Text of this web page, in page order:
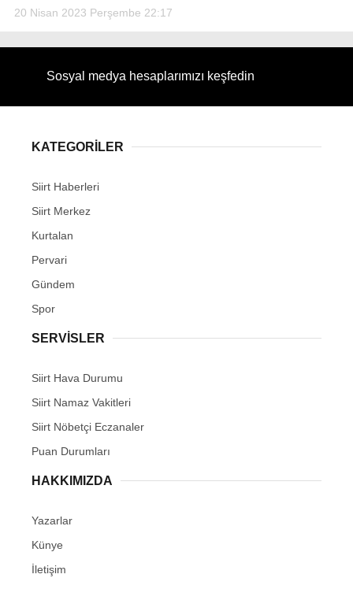
20 Nisan 2023 Perşembe 22:17
Sosyal medya hesaplarımızı keşfedin
KATEGORİLER
Siirt Haberleri
Siirt Merkez
Kurtalan
Pervari
Gündem
Spor
SERVİSLER
Siirt Hava Durumu
Siirt Namaz Vakitleri
Siirt Nöbetçi Eczanaler
Puan Durumları
HAKKIMIZDA
Yazarlar
Künye
İletişim